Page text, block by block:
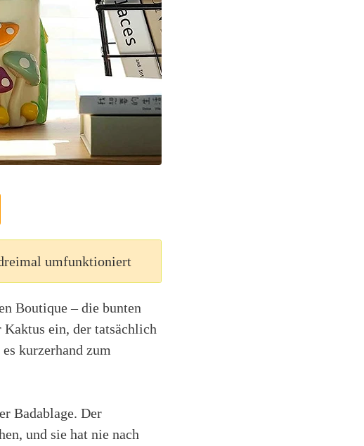
umfunktioniert
Boutique – die bunten
ein, der tatsächlich
kurzerhand zum
Badablage. Der
und sie hat nie nach